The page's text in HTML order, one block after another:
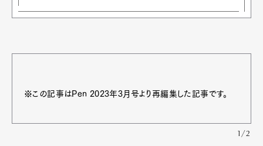
※この記事はPen 2023年3月号より再編集した記事です。
1/2